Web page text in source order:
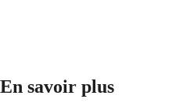
En savoir plus